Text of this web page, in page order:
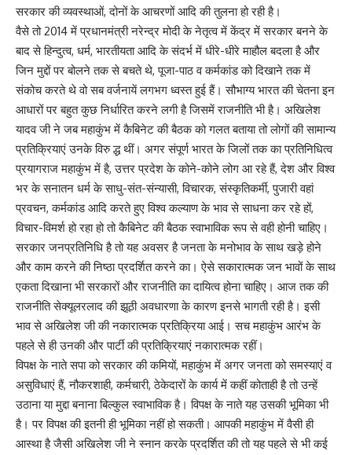
सरकार की व्यवस्थाओं, दोनों के आचरणों आदि की तुलना हो रही है।
वैसे तो 2014 में प्रधानमंत्री नरेन्द्र मोदी के नेतृत्व में केंद्र में सरकार बनने के
बाद से हिन्दुत्व, धर्म, भारतीयता आदि के संदर्भ में धीरे-धीरे माहौल बदला है और
जिन मुद्दों पर बोलने तक से बचते थे, पूजा-पाठ व कर्मकांड को दिखाने तक में
संकोच करते थे वो सब वर्जनायें लगभग ध्वस्त हुई हैं। सौभाग्य भारत की चेतना इन
आधारों पर बहुत कुछ निर्धारित करने लगी है जिसमें राजनीति भी है। अखिलेश
यादव जी ने जब महाकुंभ में कैबिनेट की बैठक को गलत बताया तो लोगों की सामान्य
प्रतिक्रियाएं उनके विरु द्ध थीं। अगर संपूर्ण भारत के जिलों तक का प्रतिनिधित्व
प्रयागराज महाकुंभ में है, उत्तर प्रदेश के कोने-कोने लोग आ रहे हैं, देश और विश्व
भर के सनातन धर्म के साधु-संत-संन्यासी, विचारक, संस्कृतिकर्मी, पुजारी वहां
प्रवचन, कर्मकांड आदि करते हुए विश्व कल्याण के भाव से साधना कर रहे हों,
विचार-विमर्श हो रहा हो तो कैबिनेट की बैठक स्वाभाविक रूप से वही होनी चाहिए।
सरकार जनप्रतिनिधि है तो यह अवसर है जनता के मनोभाव के साथ खड़े होने
और काम करने की निष्ठा प्रदर्शित करने का। ऐसे सकारात्मक जन भावों के साथ
एकता दिखाना भी सरकारों और राजनीति का दायित्व होना चाहिए। आज तक की
राजनीति सेक्यूलरलाद की झूठी अवधारणा के कारण इनसे भागती रही है। इसी
भाव से अखिलेश जी की नकारात्मक प्रतिक्रिया आई। सच महाकुंभ आरंभ के
पहले से ही उनकी और पार्टी की प्रतिक्रियाएं नकारात्मक रहीं।
विपक्ष के नाते सपा को सरकार की कमियों, महाकुंभ में अगर जनता को समस्याएं व
असुविधाएं हैं, नौकरशाही, कर्मचारी, ठेकेदारों के कार्य में कहीं कोताही है तो उन्हें
उठाना या मुद्दा बनाना बिल्कुल स्वाभाविक है। विपक्ष के नाते यह उसकी भूमिका भी
है। पर विपक्ष की इतनी ही भूमिका नहीं हो सकती। आपकी महाकुंभ में वैसी ही
आस्था है जैसी अखिलेश जी ने स्नान करके प्रदर्शित की तो यह पहले से भी कई